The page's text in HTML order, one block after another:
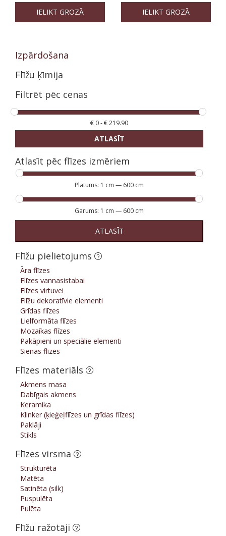
IELIKT GROZĀ IELIKT GROZĀ
Izpārdošana
Flīžu ķīmija
Filtrēt pēc cenas
€ 0-€219.90
ATLASĪT
Atlasīt pēc flīzes izmēriem
Platums: 1 cm — 600 cm
Garums: 1 cm — 600 cm
ATLASĪT
Flīžu pielietojums
Āra flīzes
Flīzes vannasistabai
Flīzes virtuvei
Flīžu dekoratīvie elementi
Grīdas flīzes
Lielformāta flīzes
Mozaīkas flīzes
Pakāpieni un speciālie elementi
Sienas flīzes
Flīzes materiāls
Akmens masa
Dabīgais akmens
Keramika
Klinker (ķieģeļflīzes un grīdas flīzes)
Paklāji
Stikls
Flīzes virsma
Strukturēta
Matēta
Satinēta (silk)
Puspulēta
Pulēta
Flīžu ražotāji